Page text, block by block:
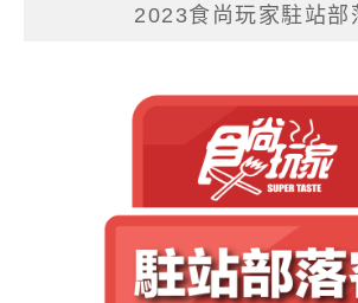
2023食尚玩家駐站部